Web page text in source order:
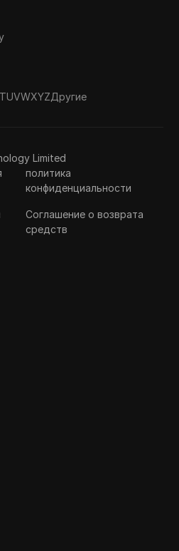
TUVWXYZДругие
Limited
политика
конфиденциальности
Соглашение о возврата
средств